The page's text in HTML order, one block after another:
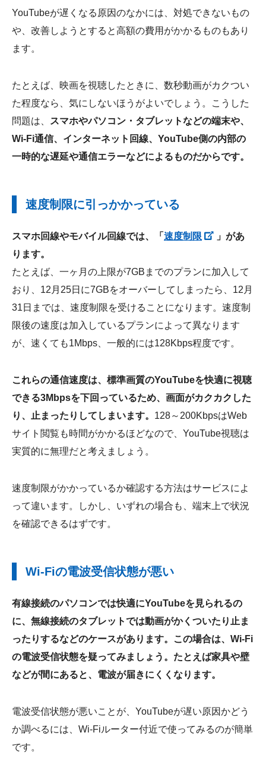
YouTubeが遅くなる原因のなかには、対処できないもの
や、改善しようとすると高額の費用がかかるものもあり
ます。
たとえば、映画を視聴したときに、数秒動画がカクつい
た程度なら、気にしないほうがよいでしょう。こうした
問題は、
スマホやパソコン・タブレットなどの端末や、
Wi-Fi通信、インターネット回線、YouTube側の内部の
一時的な遅延や通信エラーなどによるものだからです。
速度制限に引っかかっている
スマホ回線やモバイル回線では、「 速度制限
」があ
ります。
たとえば、一ヶ月の上限が7GBまでのプランに加入して
おり、12月25日に7GBをオーバーしてしまったら、12月
31日までは、速度制限を受けることになります。速度制
限後の速度は加入しているプランによって異なります
が、速くても1Mbps、一般的には128Kbps程度です。
これらの通信速度は、標準画質のYouTubeを快適に視聴
できる3Mbpsを下回っているため、画面がカクカクした
り、止まったりしてしまいます。 128～200KbpsはWeb
サイト閲覧も時間がかかるほどなので、YouTube視聴は
実質的に無理だと考えましょう。
速度制限がかかっているか確認する方法はサービスによ
って違います。しかし、いずれの場合も、端末上で状況
を確認できるはずです。
Wi-Fiの電波受信状態が悪い
有線接続のパソコンでは快適にYouTubeを見られるの
に、無線接続のタブレットでは動画がかくついたり止ま
ったりするなどのケースがあります。この場合は、Wi-Fi
の電波受信状態を疑ってみましょう。たとえば家具や壁
などが間にあると、電波が届きにくくなります。
電波受信状態が悪いことが、YouTubeが遅い原因かどう
か調べるには、Wi-Fiルーター付近で使ってみるのが簡単
です。